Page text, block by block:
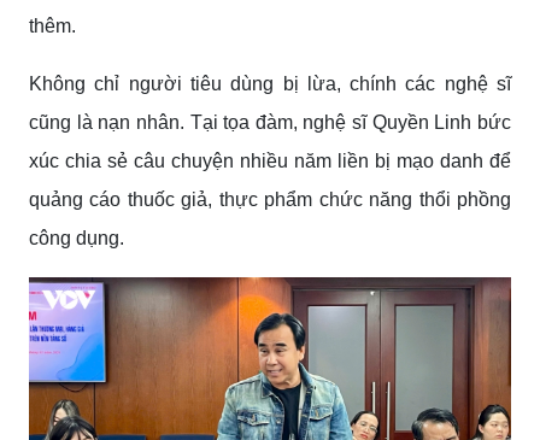
thêm.
Không chỉ người tiêu dùng bị lừa, chính các nghệ sĩ
cũng là nạn nhân. Tại tọa đàm, nghệ sĩ Quyền Linh bức
xúc chia sẻ câu chuyện nhiều năm liền bị mạo danh để
quảng cáo thuốc giả, thực phẩm chức năng thổi phồng
công dụng.